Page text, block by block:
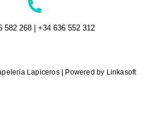
582 268 | +34 636 552 312
Lapiceros | Powered by Linkasoft